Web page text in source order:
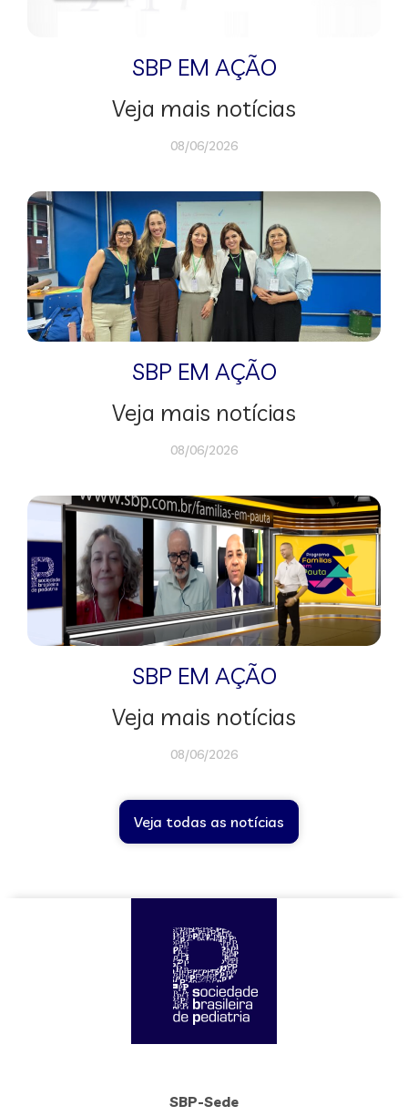
SBP EM AÇÃO
Veja mais notícias
08/06/2026
SBP EM AÇÃO
Veja mais notícias
08/06/2026
SBP EM AÇÃO
Veja mais notícias
08/06/2026
Veja todas as notícias
SBP-Sede